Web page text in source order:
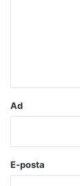
Ad
E-posta